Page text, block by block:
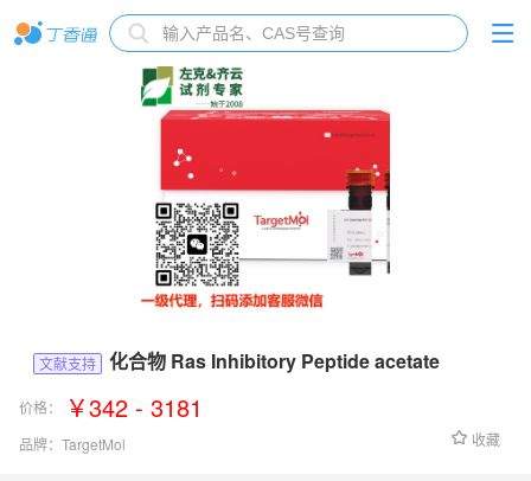
文献支持 化合物 Ras Inhibitory Peptide acetate
价格： ￥342 - 3181
品牌： TargetMol 收藏